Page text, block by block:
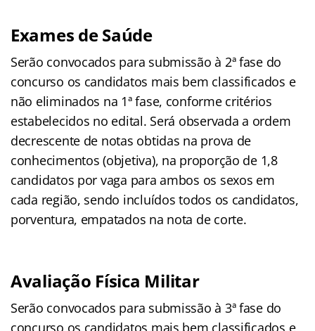
Exames de Saúde
Serão convocados para submissão à 2ª fase do
concurso os candidatos mais bem classificados e
não eliminados na 1ª fase, conforme critérios
estabelecidos no edital. Será observada a ordem
decrescente de notas obtidas na prova de
conhecimentos (objetiva), na proporção de 1,8
candidatos por vaga para ambos os sexos em
cada região, sendo incluídos todos os candidatos,
porventura, empatados na nota de corte.
Avaliação Física Militar
Serão convocados para submissão à 3ª fase do
concurso os candidatos mais bem classificados e